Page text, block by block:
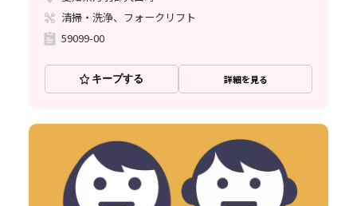
清掃・洗浄、フォークリフト
59099-00
キープする 詳細を見る